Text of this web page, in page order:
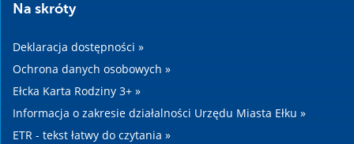
Na skróty
Deklaracja dostępności »
Ochrona danych osobowych »
Ełcka Karta Rodziny 3+ »
Informacja o zakresie działalności Urzędu Miasta Ełku »
ETR - tekst łatwy do czytania »